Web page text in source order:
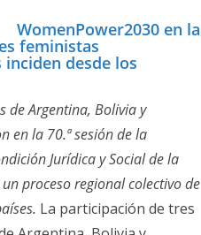
WomenPower2030 en la
feministas
desde los
de Argentina, Bolivia y
en la 70.ª sesión de la
Jurídica y Social de la
proceso regional colectivo de
La participación de tres